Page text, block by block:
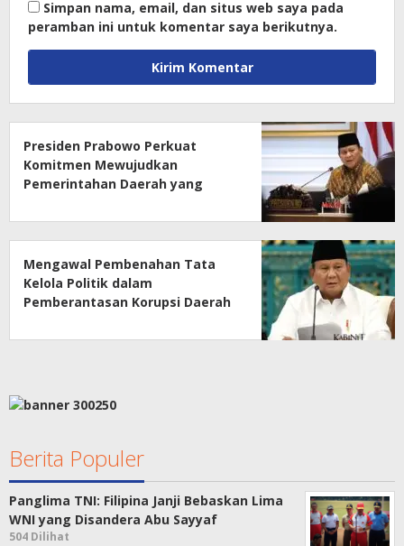
Simpan nama, email, dan situs web saya pada
peramban ini untuk komentar saya berikutnya.
Presiden Prabowo Perkuat
Komitmen Mewujudkan
Pemerintahan Daerah yang
Mengawal Pembenahan Tata
Kelola Politik dalam
Pemberantasan Korupsi Daerah
Berita Populer
Panglima TNI: Filipina Janji Bebaskan Lima
WNI yang Disandera Abu Sayyaf
504 Dilihat